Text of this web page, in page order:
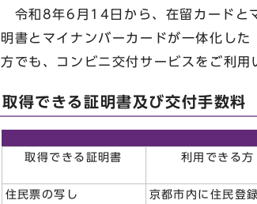
令和8年6月14日から、在留カードと
明書とマイナンバーカードが一体化し
方でも、コンビニ交付サービスをご利用
取得できる証明書及び交付手数料
取得できる証明書
利用できる方
住民票の写し
京都市内に住民登録